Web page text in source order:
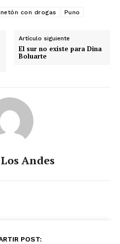
con drogas Puno
Artículo siguiente
El sur no existe para Dina
Boluarte
Andes
POST: